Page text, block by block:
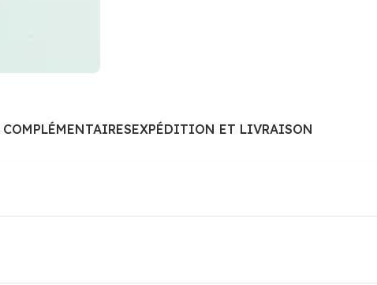
EXPÉDITION ET LIVRAISON